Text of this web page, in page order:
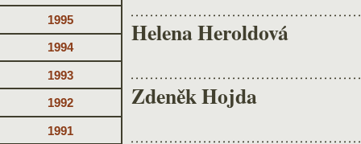
1995
1994
1993
1992
1991
Helena Heroldová
Zdeněk Hojda